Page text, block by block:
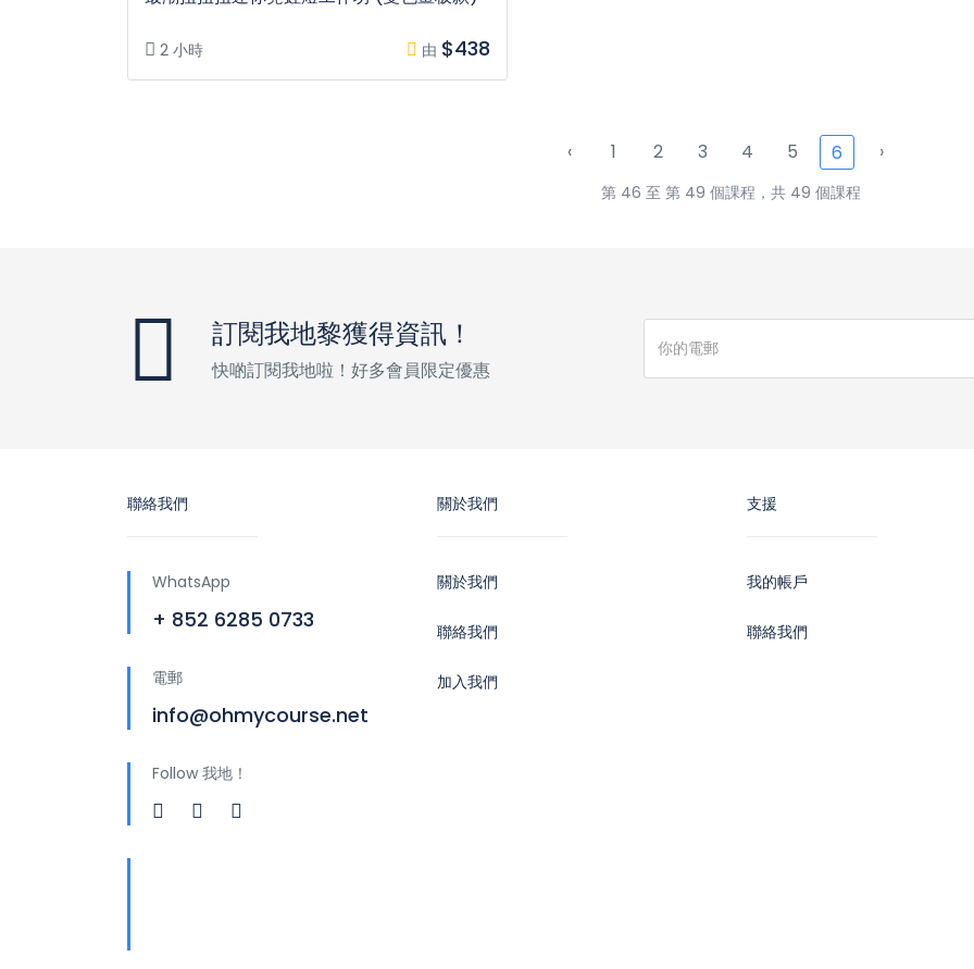
2 小時 由 $438
‹ 1 2 3 4 5 6 ›
第 46 至 第 49 個課程，共 49 個課程
訂閱我地黎獲得資訊！
快啲訂閱我地啦！好多會員限定優惠
聯絡我們
WhatsApp
+ 852 6285 0733
電郵
info@ohmycourse.net
Follow 我地！
關於我們
關於我們
聯絡我們
加入我們
支援
我的帳戶
聯絡我們